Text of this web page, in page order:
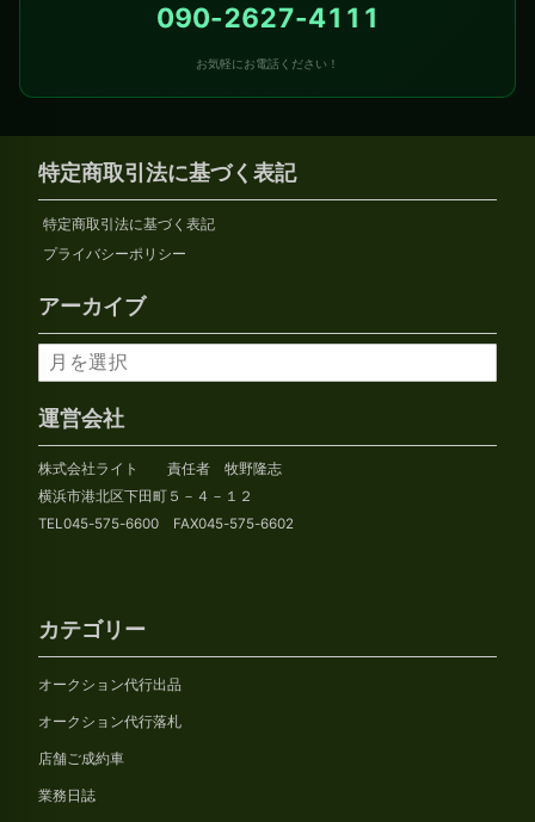
090-2627-4111
お気軽にお電話ください！
特定商取引法に基づく表記
特定商取引法に基づく表記
プライバシーポリシー
アーカイブ
ア
ー
カ
イ
ブ
運営会社
株式会社ライト 責任者 牧野隆志
横浜市港北区下田町５－４－１２
TEL045-575-6600 FAX045-575-6602
カテゴリー
オークション代行出品
オークション代行落札
店舗ご成約車
業務日誌